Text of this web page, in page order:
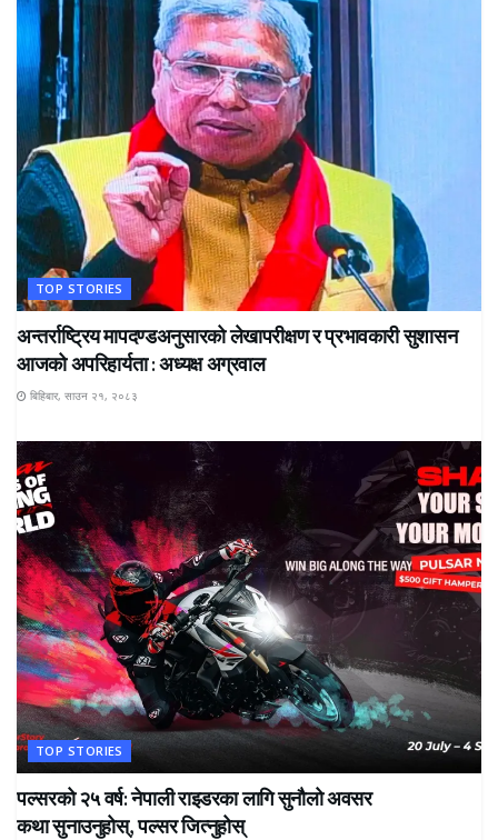
TOP STORIES
अन्तर्राष्ट्रिय मापदण्डअनुसारको लेखापरीक्षण र प्रभावकारी सुशासन
आजको अपरिहार्यता : अध्यक्ष अग्रवाल
बिहिबार, साउन २१, २०८३
TOP STORIES
पल्सरको २५ वर्ष: नेपाली राइडरका लागि सुनौलो अवसर
कथा सुनाउनुहोस्, पल्सर जित्नुहोस्